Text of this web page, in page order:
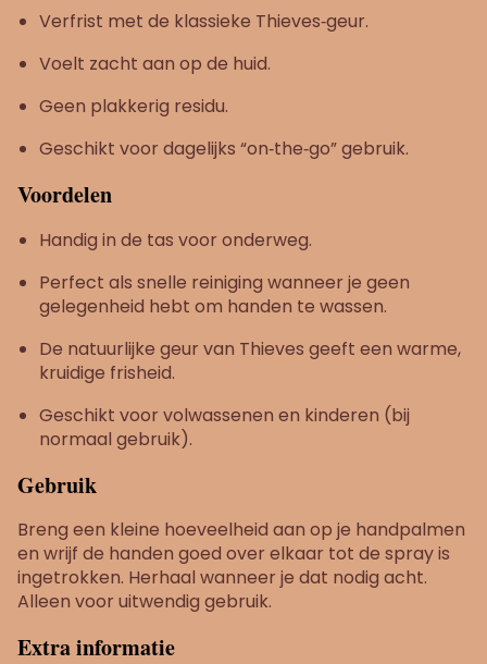
Verfrist met de klassieke Thieves‑geur.
Voelt zacht aan op de huid.
Geen plakkerig residu.
Geschikt voor dagelijks “on‑the‑go” gebruik.
Voordelen
Handig in de tas voor onderweg.
Perfect als snelle reiniging wanneer je geen
gelegenheid hebt om handen te wassen.
De natuurlijke geur van Thieves geeft een warme,
kruidige frisheid.
Geschikt voor volwassenen en kinderen (bij
normaal gebruik).
Gebruik
Breng een kleine hoeveelheid aan op je handpalmen
en wrijf de handen goed over elkaar tot de spray is
ingetrokken. Herhaal wanneer je dat nodig acht.
Alleen voor uitwendig gebruik.
Extra informatie